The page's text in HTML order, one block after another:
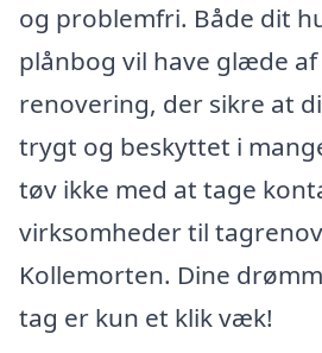
og problemfri. Både dit
plånbog vil have glæde
renovering, der sikre at
trygt og beskyttet i
tøv ikke med at tage
virksomheder til
Kollemorten. Dine
tag er kun et klik væk!